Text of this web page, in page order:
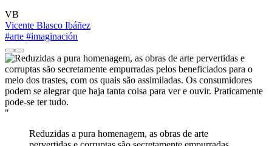
VB
Vicente Blasco Ibáñez
#arte #imaginación
"
Reduzidas a pura homenagem, as obras de arte